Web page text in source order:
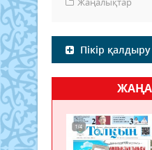
Пікір қалдыру